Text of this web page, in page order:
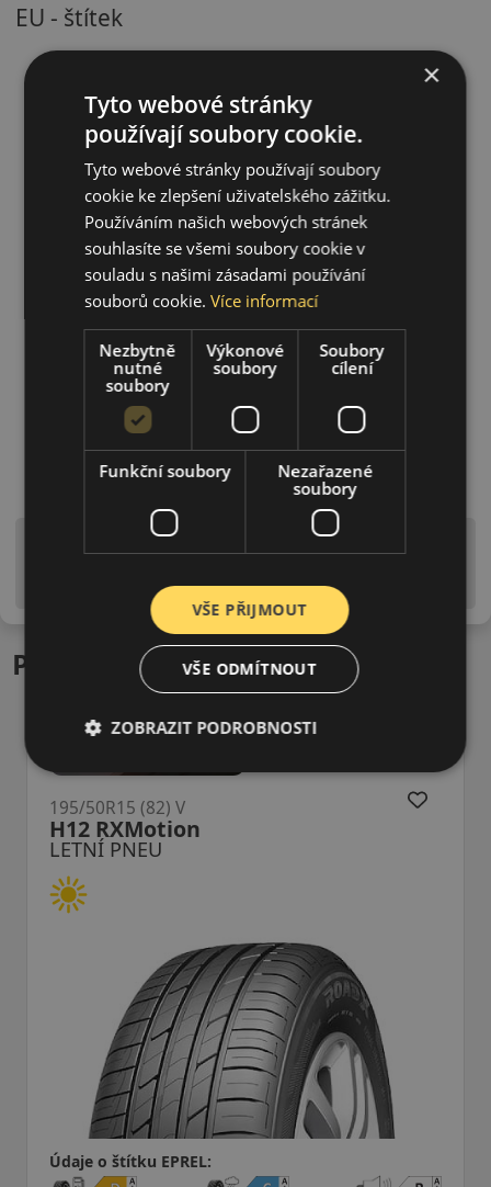
EU - štítek
Upozornění! Hodnoty na štítku jsou pouze
is EU štítky ve smyslu dosud platné (předchozí) legislativy.
Podobné produkty
LETNÍ PNEU
H12 RXMotion
195/50R15 (82) V
Údaje o štítku EPREL:
×
Tyto webové stránky
používají soubory cookie.
Tyto webové stránky používají soubory
cookie ke zlepšení uživatelského zážitku.
Používáním našich webových stránek
souhlasíte se všemi soubory cookie v
souladu s našimi zásadami používání
souborů cookie.Více informací
Nezbytně
nutné
soubory
Výkonové
soubory
Soubory
cílení
Funkční soubory
Nezařazené
soubory
VŠE PŘIJMOUT
VŠE ODMÍTNOUT
ZOBRAZIT PODROBNOSTI